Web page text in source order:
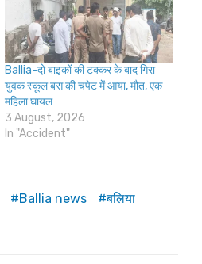
Ballia-दो बाइकों की टक्कर के बाद गिरा
युवक स्कूल बस की चपेट में आया, मौत, एक
महिला घायल
3 August, 2026
In "Accident"
Ballia news
बलिया